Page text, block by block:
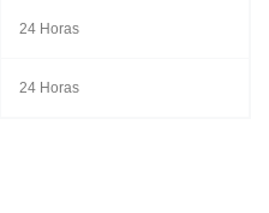
24 Horas
24 Horas